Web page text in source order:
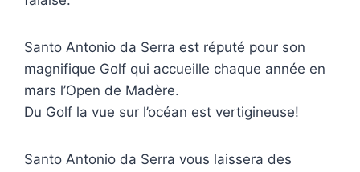
Santo Antonio da Serra est réputé pour son
magnifique Golf qui accueille chaque année en
mars l’Open de Madère.
Du Golf la vue sur l’océan est vertigineuse!
Santo Antonio da Serra vous laissera des